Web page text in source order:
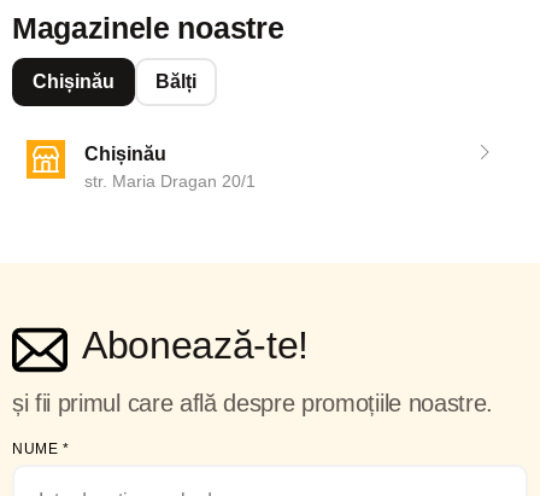
Magazinele noastre
Chișinău Bălți
Chișinău
str. Maria Dragan 20/1
Abonează-te!
și fii primul care află despre promoțiile noastre.
NUME *